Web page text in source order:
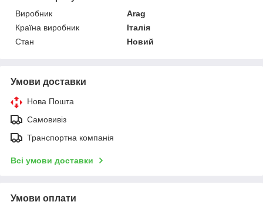
Виробник
Arag
Країна виробник
Італія
Стан
Новий
Умови доставки
Нова Пошта
Самовивіз
Транспортна компанія
Всі умови доставки
Умови оплати